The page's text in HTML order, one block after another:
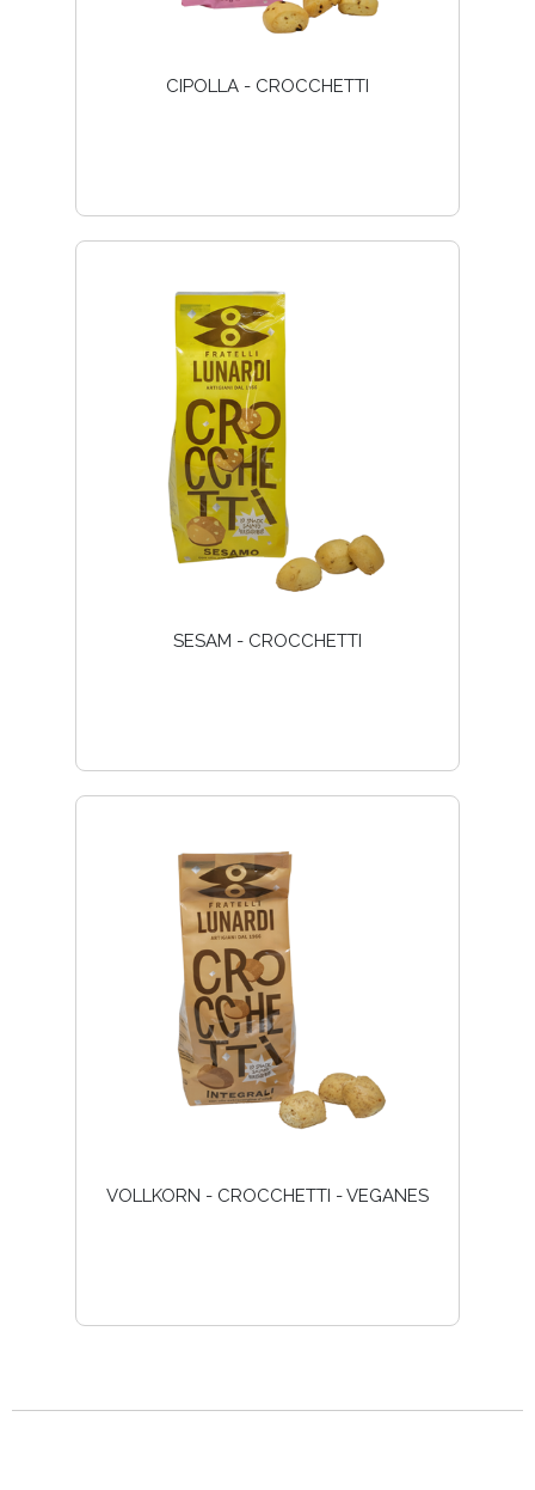
CIPOLLA - CROCCHETTI
SESAM - CROCCHETTI
VOLLKORN - CROCCHETTI - VEGANES